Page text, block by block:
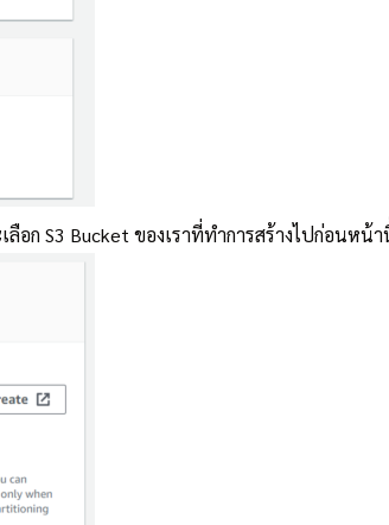
อก S3 Bucket ของเราที่ทำการสร้างไปก่อนหน้